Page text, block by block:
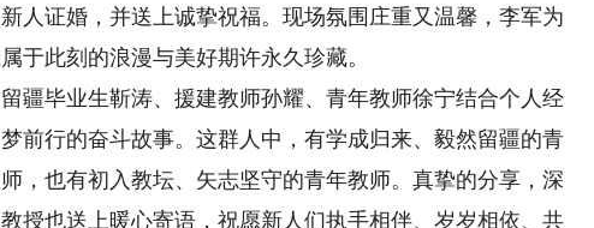
证婚，并送上诚挚祝福。现场氛围庄重又温馨，李军为
于此刻的浪漫与美好期许永久珍藏。
毕业生靳涛、援建教师孙耀、青年教师徐宁结合个人经
前行的奋斗故事。这群人中，有学成归来、毅然留疆的青
，也有初入教坛、矢志坚守的青年教师。真挚的分享，深
授也送上暖心寄语，祝愿新人们执手相伴、岁岁相依、共